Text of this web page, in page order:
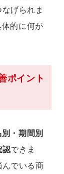
げられま
的に何が
ポイント
・期間別
認できま
でいる商